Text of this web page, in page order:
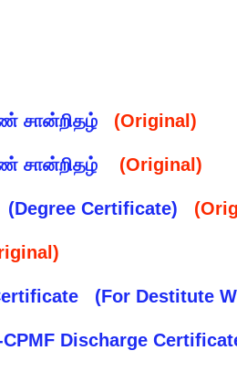
சான்றிதழ் (Original)
சான்றிதழ் (Original)
(Degree Certificate)
(For Destitute
CPMF Discharge